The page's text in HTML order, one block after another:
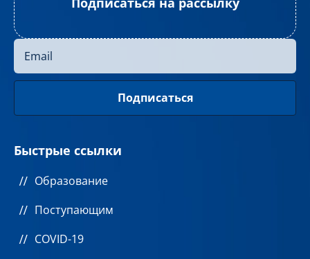
Быстрые ссылки
Образование
Поступающим
COVID-19